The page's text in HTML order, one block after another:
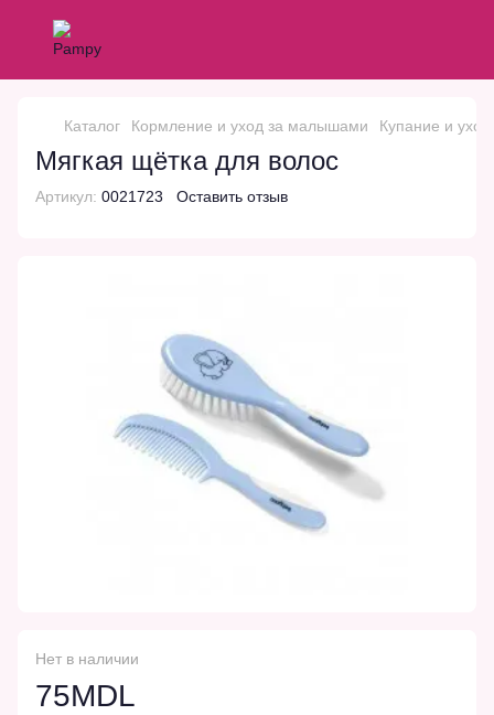
Каталог Кормление и уход за малышами Купание и уход
Мягкая щётка для волос
Артикул: 0021723 Оставить отзыв
Нет в наличии
75MDL